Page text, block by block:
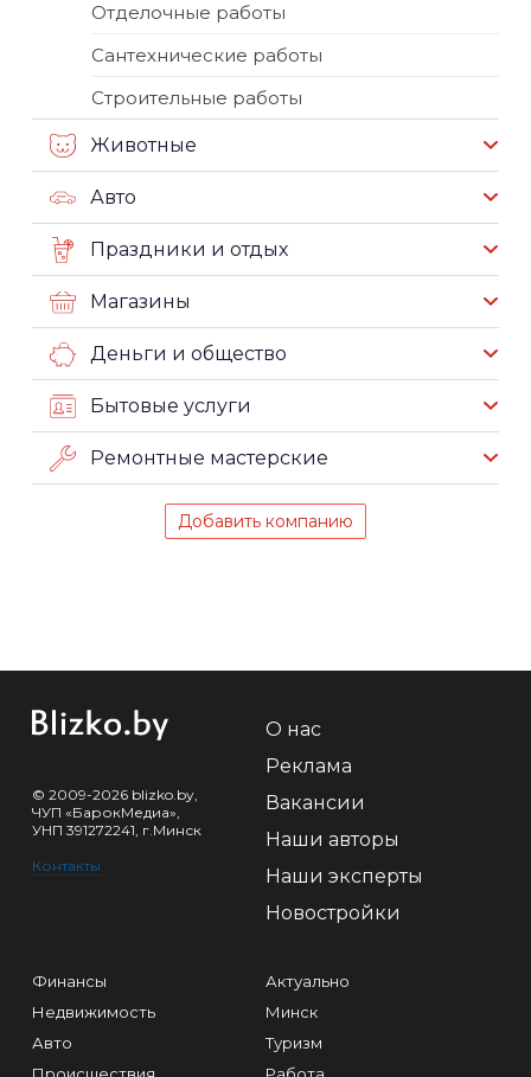
Отделочные работы
Сантехнические работы
Строительные работы
Животные
Авто
Праздники и отдых
Магазины
Деньги и общество
Бытовые услуги
Ремонтные мастерские
Добавить компанию
© 2009-2026 blizko.by,
ЧУП «БарокМедиа»,
УНП 391272241, г.Минск
Контакты
О нас
Реклама
Вакансии
Наши авторы
Наши эксперты
Новостройки
Финансы
Недвижимость
Авто
Актуально
Минск
Туризм